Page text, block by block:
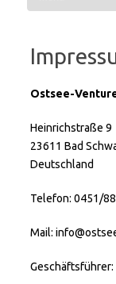
Ostsee-
Heinrichstraße 9
23611 Bad
Deutschland
Telefon: 0451/
Mail:
Geschäftsführer: